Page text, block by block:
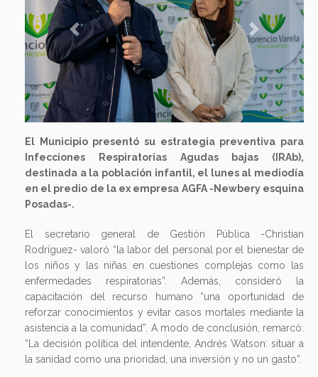
Previous Next
El Municipio presentó su estrategia preventiva para
Infecciones Respiratorias Agudas bajas (IRAb),
destinada a la población infantil, el lunes al mediodía
en el predio de la ex empresa AGFA -Newbery esquina
Posadas-.
El secretario general de Gestión Pública -Christian
Rodríguez- valoró “la labor del personal por el bienestar de
los niños y las niñas en cuestiones complejas como las
enfermedades respiratorias”. Además, consideró la
capacitación del recurso humano “una oportunidad de
reforzar conocimientos y evitar casos mortales mediante la
asistencia a la comunidad”. A modo de conclusión, remarcó:
“La decisión política del intendente, Andrés Watson: situar a
la sanidad como una prioridad, una inversión y no un gasto”.